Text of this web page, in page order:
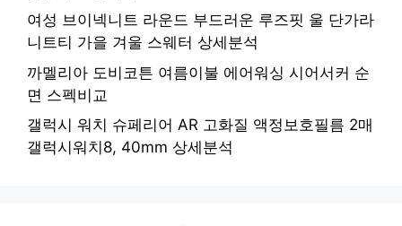
여성 브이넥니트 라운드 부드러운 루즈핏 울 단가라
니트티 가을 겨울 스웨터 상세분석
까멜리아 도비코튼 여름이불 에어워싱 시어서커 순
면 스펙비교
갤럭시 워치 슈페리어 AR 고화질 액정보호필름 2매
갤럭시워치8, 40mm 상세분석